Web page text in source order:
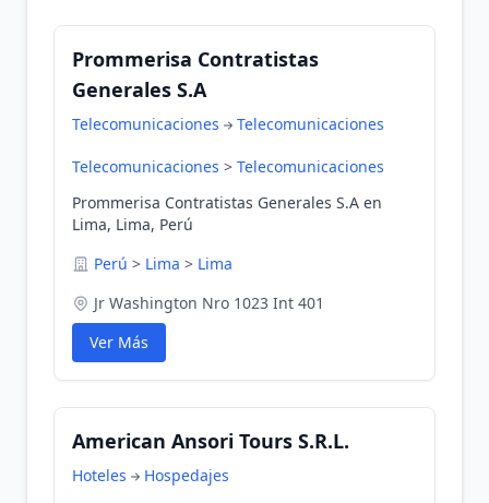
Prommerisa Contratistas
Generales S.A
Telecomunicaciones Telecomunicaciones
Telecomunicaciones > Telecomunicaciones
Prommerisa Contratistas Generales S.A en
Lima, Lima, Perú
Perú > Lima > Lima
Jr Washington Nro 1023 Int 401
Ver Más
American Ansori Tours S.R.L.
Hoteles Hospedajes